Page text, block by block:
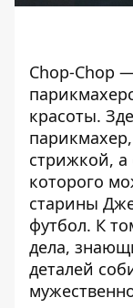
Chop-Chop
красоты.
стрижкой, а
которого
старины
футбол. К
дела,
деталей